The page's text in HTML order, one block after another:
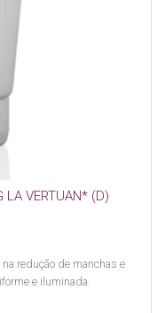
LA VERTUAN* (D)
redução de manchas e
e iluminada.